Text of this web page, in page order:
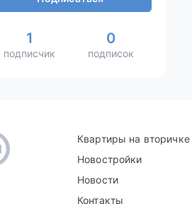
1
подписчик
0
подписок
Квартиры на вторичке
Новостройки
Новости
Контакты